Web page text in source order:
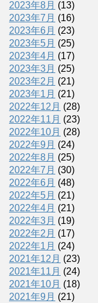
2023年8月 (13)
2023年7月 (16)
2023年6月 (23)
2023年5月 (25)
2023年4月 (17)
2023年3月 (25)
2023年2月 (21)
2023年1月 (21)
2022年12月 (28)
2022年11月 (23)
2022年10月 (28)
2022年9月 (24)
2022年8月 (25)
2022年7月 (30)
2022年6月 (48)
2022年5月 (21)
2022年4月 (21)
2022年3月 (19)
2022年2月 (17)
2022年1月 (24)
2021年12月 (23)
2021年11月 (24)
2021年10月 (18)
2021年9月 (21)